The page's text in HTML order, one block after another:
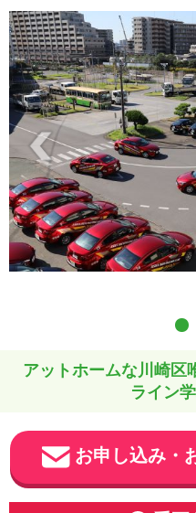
アットホームな川崎区
ライン
お申し込み・